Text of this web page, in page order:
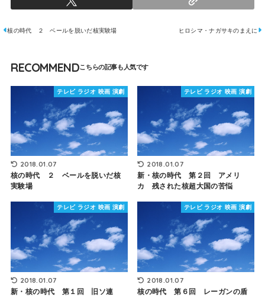
核の時代 ２ ベールを脱いだ核実験場 ヒロシマ・ナガサキのまえに
RECOMMEND
テレビ ラジオ 映画 演劇
2018.01.07
核の時代 ２ ベールを脱いだ核
実験場
テレビ ラジオ 映画 演劇
2018.01.07
新・核の時代 第２回 アメリ
カ 残された核超大国の苦悩
テレビ ラジオ 映画 演劇
2018.01.07
新・核の時代 第１回 旧ソ連
テレビ ラジオ 映画 演劇
2018.01.07
核の時代 第６回 レーガンの盾